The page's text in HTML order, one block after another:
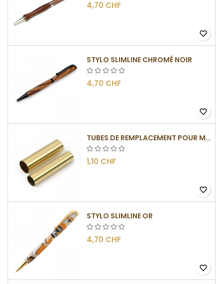
4,70 CHF
favorite_border
STYLO SLIMLINE CHROMÉ NOIR
4,70 CHF
favorite_border
TUBES DE REMPLACEMENT POUR MÉCANISMES SLIMLINE
1,10 CHF
favorite_border
STYLO SLIMLINE OR
4,70 CHF
favorite_border